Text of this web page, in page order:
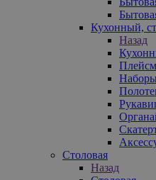
Кухонный,
Назад
Столовая
Назад